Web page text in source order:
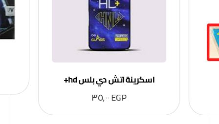
اسكرينة اتش دي بلس hd+
٣٥,٠٠EGP